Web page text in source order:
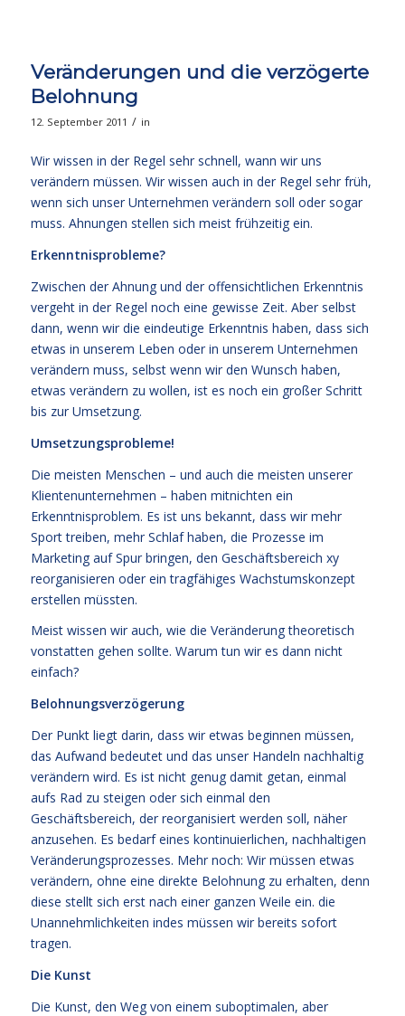
Veränderungen und die verzögerte
Belohnung
12. September 2011 / in
Wir wissen in der Regel sehr schnell, wann wir uns
verändern müssen. Wir wissen auch in der Regel sehr früh,
wenn sich unser Unternehmen verändern soll oder sogar
muss. Ahnungen stellen sich meist frühzeitig ein.
Erkenntnisprobleme?
Zwischen der Ahnung und der offensichtlichen Erkenntnis
vergeht in der Regel noch eine gewisse Zeit. Aber selbst
dann, wenn wir die eindeutige Erkenntnis haben, dass sich
etwas in unserem Leben oder in unserem Unternehmen
verändern muss, selbst wenn wir den Wunsch haben,
etwas verändern zu wollen, ist es noch ein großer Schritt
bis zur Umsetzung.
Umsetzungsprobleme!
Die meisten Menschen – und auch die meisten unserer
Klientenunternehmen – haben mitnichten ein
Erkenntnisproblem. Es ist uns bekannt, dass wir mehr
Sport treiben, mehr Schlaf haben, die Prozesse im
Marketing auf Spur bringen, den Geschäftsbereich xy
reorganisieren oder ein tragfähiges Wachstumskonzept
erstellen müssten.
Meist wissen wir auch, wie die Veränderung theoretisch
vonstatten gehen sollte. Warum tun wir es dann nicht
einfach?
Belohnungsverzögerung
Der Punkt liegt darin, dass wir etwas beginnen müssen,
das Aufwand bedeutet und das unser Handeln nachhaltig
verändern wird. Es ist nicht genug damit getan, einmal
aufs Rad zu steigen oder sich einmal den
Geschäftsbereich, der reorganisiert werden soll, näher
anzusehen. Es bedarf eines kontinuierlichen, nachhaltigen
Veränderungsprozesses. Mehr noch: Wir müssen etwas
verändern, ohne eine direkte Belohnung zu erhalten, denn
diese stellt sich erst nach einer ganzen Weile ein. die
Unannehmlichkeiten indes müssen wir bereits sofort
tragen.
Die Kunst
Die Kunst, den Weg von einem suboptimalen, aber